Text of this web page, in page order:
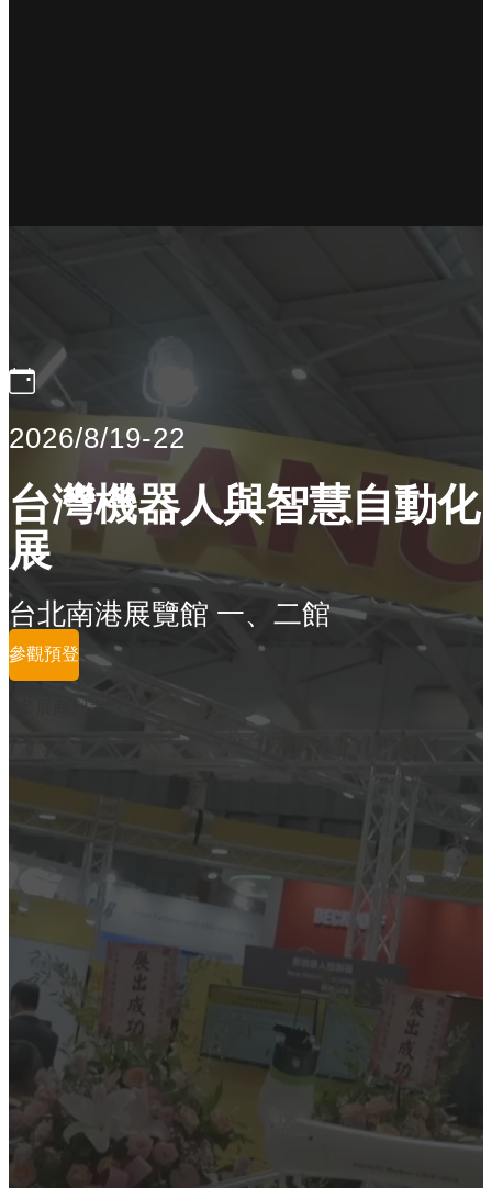
2026/8/19-22
台灣機器人與智慧自動化
展
台北南港展覽館 一、二館
參觀預登
參展商列表